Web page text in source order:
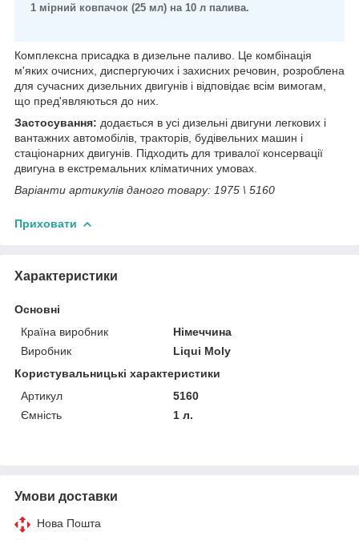
1 мірний ковпачок (25 мл) на 10 л палива.
Комплексна присадка в дизельне паливо. Це комбінація
м'яких очисних, диспергуючих і захисних речовин, розроблена
для сучасних дизельних двигунів і відповідає всім вимогам,
що пред'являються до них.
Застосування: додається в усі дизельні двигуни легкових і
вантажних автомобілів, тракторів, будівельних машин і
стаціонарних двигунів. Підходить для тривалої консервації
двигуна в екстремальних кліматичних умовах.
Варіанти артикулів даного товару: 1975 \ 5160
Приховати
Характеристики
Основні
Країна виробник
Німеччина
Виробник
Liqui Moly
Користувальницькі характеристики
Артикул
5160
Ємність
1 л.
Умови доставки
Нова Пошта